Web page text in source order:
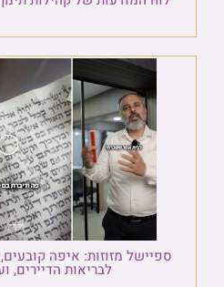
ספיישל מזוזות: איפה
לבריאות הדיירים,